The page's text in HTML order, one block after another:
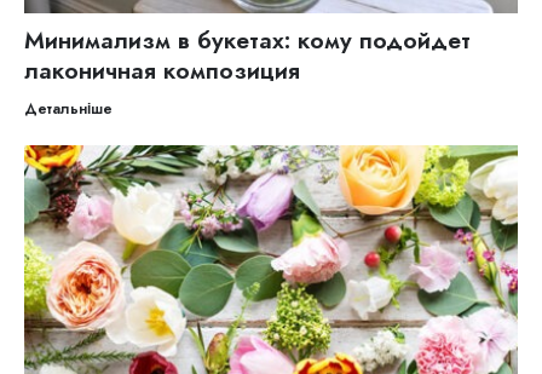
Минимализм в букетах: кому подойдет
лаконичная композиция
Детальніше